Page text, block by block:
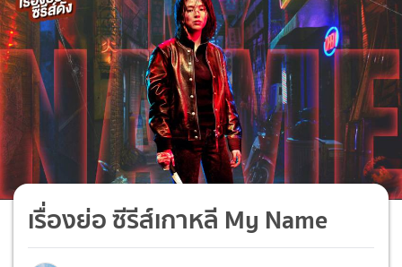
เรื่องย่อ ซีรีส์เกาหลี My Name